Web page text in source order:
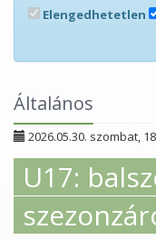
Elengedhetetlen
Általános
2026.05.30. szombat,
U17: